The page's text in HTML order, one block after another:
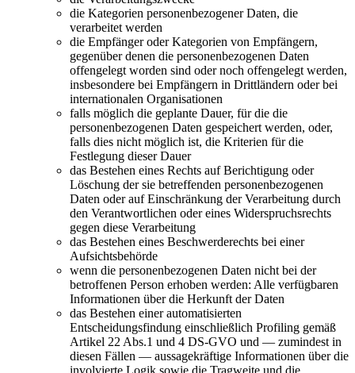
die Kategorien personenbezogener Daten, die
verarbeitet werden
die Empfänger oder Kategorien von Empfängern,
gegenüber denen die personenbezogenen Daten
offengelegt worden sind oder noch offengelegt werden,
insbesondere bei Empfängern in Drittländern oder bei
internationalen Organisationen
falls möglich die geplante Dauer, für die die
personenbezogenen Daten gespeichert werden, oder,
falls dies nicht möglich ist, die Kriterien für die
Festlegung dieser Dauer
das Bestehen eines Rechts auf Berichtigung oder
Löschung der sie betreffenden personenbezogenen
Daten oder auf Einschränkung der Verarbeitung durch
den Verantwortlichen oder eines Widerspruchsrechts
gegen diese Verarbeitung
das Bestehen eines Beschwerderechts bei einer
Aufsichtsbehörde
wenn die personenbezogenen Daten nicht bei der
betroffenen Person erhoben werden: Alle verfügbaren
Informationen über die Herkunft der Daten
das Bestehen einer automatisierten
Entscheidungsfindung einschließlich Profiling gemäß
Artikel 22 Abs.1 und 4 DS-GVO und — zumindest in
diesen Fällen — aussagekräftige Informationen über die